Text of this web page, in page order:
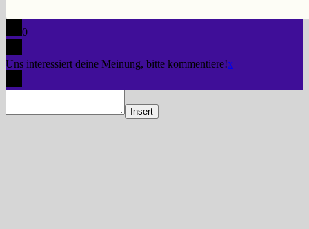
0
Uns interessiert deine Meinung, bitte kommentiere!x
Insert